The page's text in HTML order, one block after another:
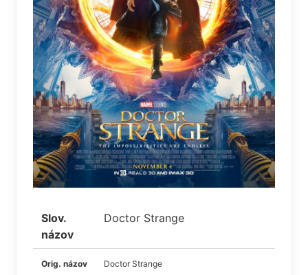
Slov.
názov
Doctor Strange
Orig. názov Doctor Strange